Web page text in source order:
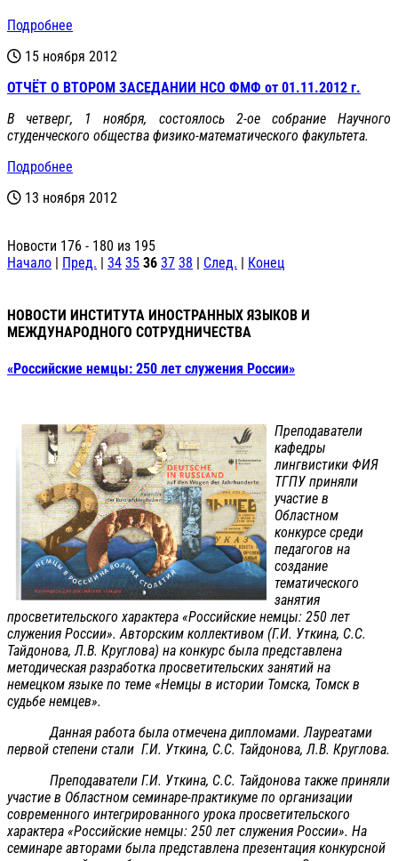
Подробнее
15 ноября 2012
ОТЧЁТ О ВТОРОМ ЗАСЕДАНИИ НСО ФМФ от 01.11.2012 г.
В четверг, 1 ноября, состоялось 2-ое собрание Научного
студенческого общества физико-математического факультета.
Подробнее
13 ноября 2012
Новости 176 - 180 из 195
Начало | Пред. | 34 35 36 37 38 | След. | Конец
НОВОСТИ ИНСТИТУТА ИНОСТРАННЫХ ЯЗЫКОВ И
МЕЖДУНАРОДНОГО СОТРУДНИЧЕСТВА
«Российские немцы: 250 лет служения России»
Преподаватели
кафедры
лингвистики ФИЯ
ТГПУ приняли
участие в
Областном
конкурсе среди
педагогов на
создание
тематического
занятия
просветительского характера «Российские немцы: 250 лет
служения России». Авторским коллективом (Г.И. Уткина, С.С.
Тайдонова, Л.В. Круглова) на конкурс была представлена
методическая разработка просветительских занятий на
немецком языке по теме «Немцы в истории Томска, Томск в
судьбе немцев».
Данная работа была отмечена дипломами. Лауреатами
первой степени стали Г.И. Уткина, С.С. Тайдонова, Л.В. Круглова.
Преподаватели Г.И. Уткина, С.С. Тайдонова также приняли
участие в Областном семинаре-практикуме по организации
современного интегрированного урока просветительского
характера «Российские немцы: 250 лет служения России». На
семинаре авторами была представлена презентация конкурсной